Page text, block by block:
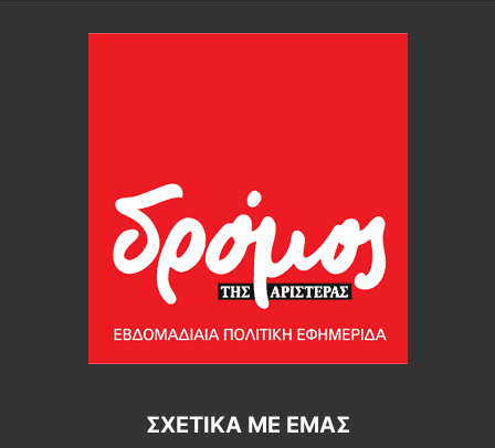
ΣΧΕΤΙΚΆ ΜΕ ΕΜΆΣ